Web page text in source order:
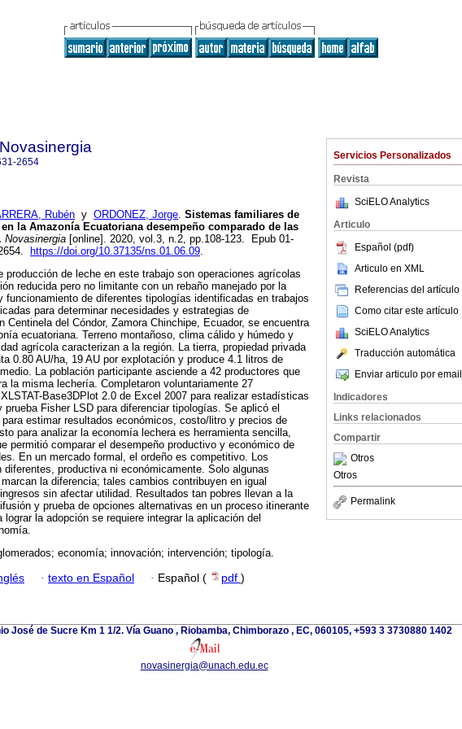
Servicios Personalizados
Revista
SciELO Analytics
Articulo
Español (pdf)
Articulo en XML
Referencias del artículo
Como citar este artículo
SciELO Analytics
Traducción automática
Enviar articulo por email
Indicadores
Links relacionados
Compartir
Otros
Otros
Permalink
2654
Rubén y ORDONEZ, Jorge. Sistemas familiares de
la Amazonía Ecuatoriana desempeño comparado de las
Novasinergia [online]. 2020, vol.3, n.2, pp.108-123. Epub 01-
https://doi.org/10.37135/ns.01.06.09.
producción de leche en este trabajo son operaciones agrícolas
reducida pero no limitante con un rebaño manejado por la
funcionamiento de diferentes tipologías identificadas en trabajos
para determinar necesidades y estrategias de
Centinela del Cóndor, Zamora Chinchipe, Ecuador, se encuentra
ecuatoriana. Terreno montañoso, clima cálido y húmedo y
agrícola caracterizan a la región. La tierra, propiedad privada
0.80 AU/ha, 19 AU por explotación y produce 4.1 litros de
La población participante asciende a 42 productores que
la misma lechería. Completaron voluntariamente 27
Base3DPlot 2.0 de Excel 2007 para realizar estadísticas
prueba Fisher LSD para diferenciar tipologías. Se aplicó el
estimar resultados económicos, costo/litro y precios de
para analizar la economía lechera es herramienta sencilla,
permitió comparar el desempeño productivo y económico de
En un mercado formal, el ordeño es competitivo. Los
diferentes, productiva ni económicamente. Solo algunas
la diferencia; tales cambios contribuyen en igual
sin afectar utilidad. Resultados tan pobres llevan a la
y prueba de opciones alternativas en un proceso itinerante
lograr la adopción se requiere integrar la aplicación del
economía; innovación; intervención; tipología.
· texto en Español · Español ( pdf )
José de Sucre Km 1 1/2. Vía Guano , Riobamba, Chimborazo , EC, 060105, +593 3 3730880 1402
novasinergia@unach.edu.ec